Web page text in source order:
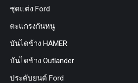
ชุดแต่ง Ford
ตะแกรงกันหนู
บันไดข้าง HAMER
บันไดข้าง Outlander
ประดับยนต์ Ford